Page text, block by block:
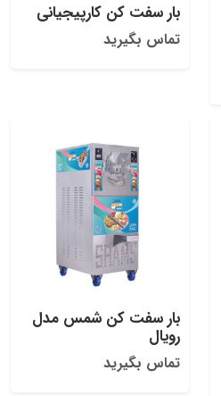
بار سفت کن کارپیجیانی
تماس بگیرید
بار سفت کن شمس مدل
رویال
تماس بگیرید